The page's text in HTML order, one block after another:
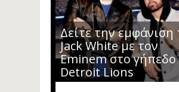
Δείτε την εμφάνιση
Jack White με τον
Eminem στο
Detroit Lions